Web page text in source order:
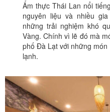
Ẩm thực Thái Lan nổi
nguyên liệu và nhiều
những trải nghiệm khó
Vàng. Chính vì lẽ đó mà
phố Đà Lạt với những
lạnh.